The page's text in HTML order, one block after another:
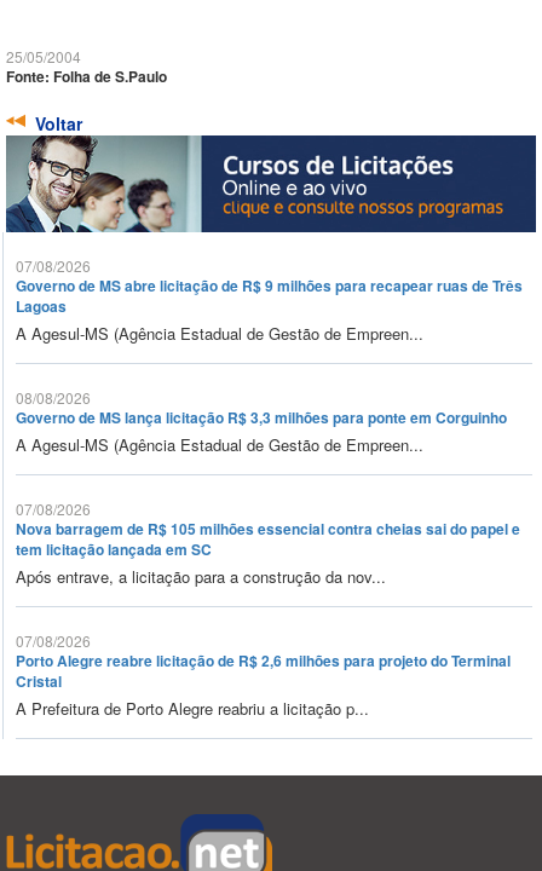
25/05/2004
Fonte: Folha de S.Paulo
Voltar
07/08/2026
Governo de MS abre licitação de R$ 9 milhões para recapear ruas de Três
Lagoas
A Agesul-MS (Agência Estadual de Gestão de Empreen...
08/08/2026
Governo de MS lança licitação R$ 3,3 milhões para ponte em Corguinho
A Agesul-MS (Agência Estadual de Gestão de Empreen...
07/08/2026
Nova barragem de R$ 105 milhões essencial contra cheias sai do papel e
tem licitação lançada em SC
Após entrave, a licitação para a construção da nov...
07/08/2026
Porto Alegre reabre licitação de R$ 2,6 milhões para projeto do Terminal
Cristal
A Prefeitura de Porto Alegre reabriu a licitação p...